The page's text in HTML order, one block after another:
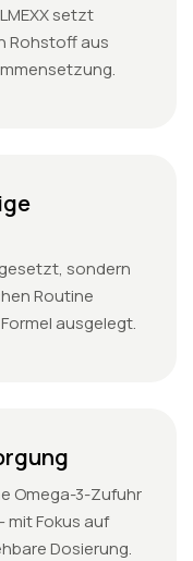
setzt
Rohstoff aus
sondern
Routine
ausgelegt.
Omega-3-Zufuhr
Fokus auf
Dosierung.